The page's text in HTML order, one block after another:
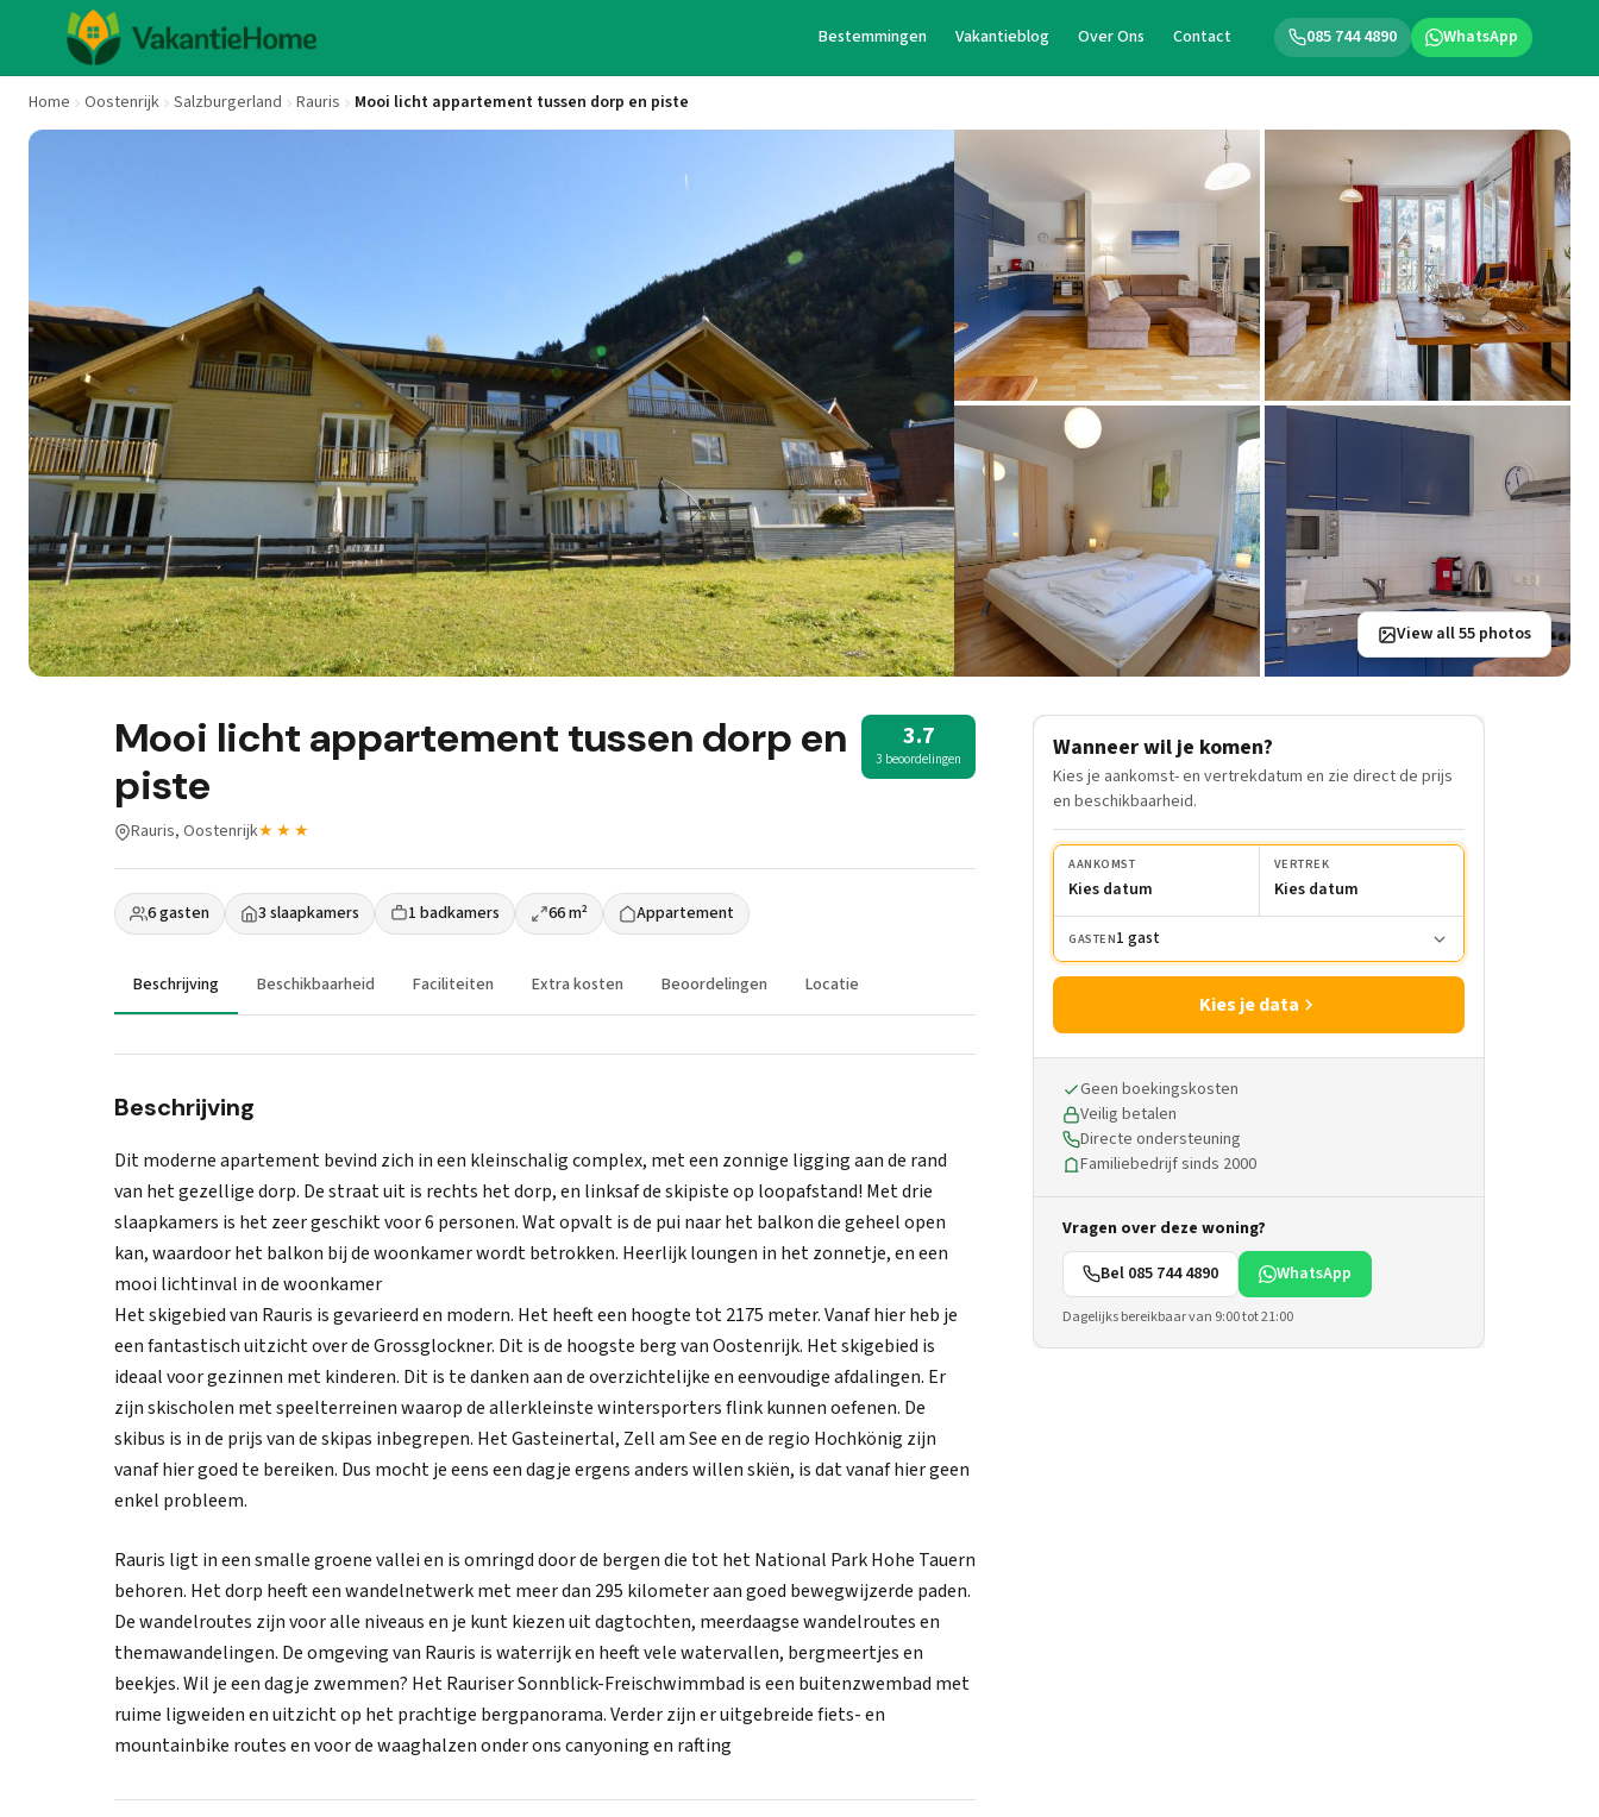
085 744 4890 WhatsApp
Bestemmingen Vakantieblog Over Ons Contact
Home Oostenrijk Salzburgerland Rauris Mooi licht appartement tussen dorp en piste
View all 55 photos
Mooi licht appartement tussen dorp en
piste
3.7
3 beoordelingen
Rauris, Oostenrijk★★★
6 gasten 3 slaapkamers 1 badkamers 66 m² Appartement
Beschrijving Beschikbaarheid Faciliteiten Extra kosten Beoordelingen Locatie
Beschrijving
Dit moderne apartement bevind zich in een kleinschalig complex, met een zonnige ligging aan de rand
van het gezellige dorp. De straat uit is rechts het dorp, en linksaf de skipiste op loopafstand! Met drie
slaapkamers is het zeer geschikt voor 6 personen. Wat opvalt is de pui naar het balkon die geheel open
kan, waardoor het balkon bij de woonkamer wordt betrokken. Heerlijk loungen in het zonnetje, en een
mooi lichtinval in de woonkamer
Het skigebied van Rauris is gevarieerd en modern. Het heeft een hoogte tot 2175 meter. Vanaf hier heb je
een fantastisch uitzicht over de Grossglockner. Dit is de hoogste berg van Oostenrijk. Het skigebied is
ideaal voor gezinnen met kinderen. Dit is te danken aan de overzichtelijke en eenvoudige afdalingen. Er
zijn skischolen met speelterreinen waarop de allerkleinste wintersporters flink kunnen oefenen. De
skibus is in de prijs van de skipas inbegrepen. Het Gasteinertal, Zell am See en de regio Hochkönig zijn
vanaf hier goed te bereiken. Dus mocht je eens een dagje ergens anders willen skiën, is dat vanaf hier geen
enkel probleem.
Rauris ligt in een smalle groene vallei en is omringd door de bergen die tot het National Park Hohe Tauern
behoren. Het dorp heeft een wandelnetwerk met meer dan 295 kilometer aan goed bewegwijzerde paden.
De wandelroutes zijn voor alle niveaus en je kunt kiezen uit dagtochten, meerdaagse wandelroutes en
themawandelingen. De omgeving van Rauris is waterrijk en heeft vele watervallen, bergmeertjes en
beekjes. Wil je een dagje zwemmen? Het Rauriser Sonnblick-Freischwimmbad is een buitenzwembad met
ruime ligweiden en uitzicht op het prachtige bergpanorama. Verder zijn er uitgebreide fiets- en
mountainbike routes en voor de waaghalzen onder ons canyoning en rafting
Wanneer wil je komen?
Kies je aankomst- en vertrekdatum en zie direct de prijs
en beschikbaarheid.
AANKOMST
Kies datum
VERTREK
Kies datum
GASTEN1 gast
Kies je data
Geen boekingskosten
Veilig betalen
Directe ondersteuning
Familiebedrijf sinds 2000
Vragen over deze woning?
Bel 085 744 4890
WhatsApp
Dagelijks bereikbaar van 9:00 tot 21:00